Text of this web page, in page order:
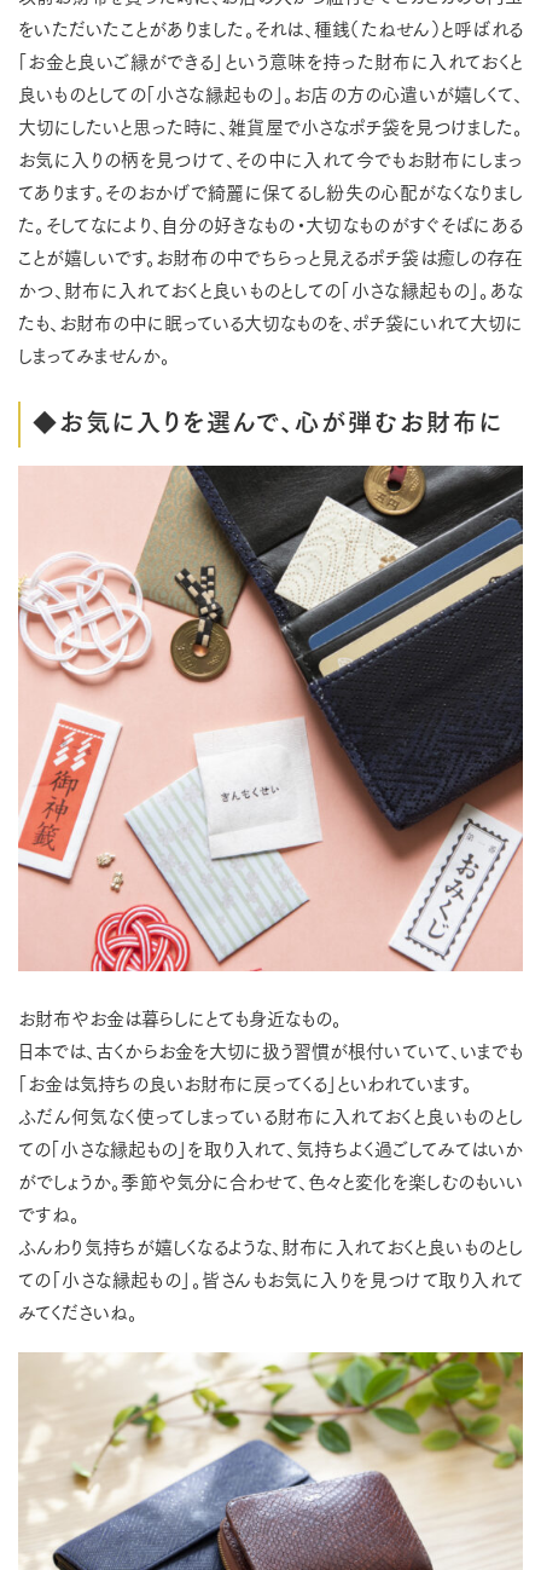
をいただいたことがありました。それは、種銭（たねせん）と呼ばれる
「お金と良いご縁ができる」という意味を持った財布に入れておくと
良いものとしての「小さな縁起もの」。お店の方の心遣いが嬉しくて、
大切にしたいと思った時に、雑貨屋で小さなポチ袋を見つけました。
お気に入りの柄を見つけて、その中に入れて今でもお財布にしまっ
てあります。そのおかげで綺麗に保てるし紛失の心配がなくなりまし
た。そしてなにより、自分の好きなもの・大切なものがすぐそばにある
ことが嬉しいです。お財布の中でちらっと見えるポチ袋は癒しの存在
かつ、財布に入れておくと良いものとしての「小さな縁起もの」。あな
たも、お財布の中に眠っている大切なものを、ポチ袋にいれて大切に
しまってみませんか。
◆お気に入りを選んで、心が弾むお財布に
お財布やお金は暮らしにとても身近なもの。
日本では、古くからお金を大切に扱う習慣が根付いていて、いまでも
「お金は気持ちの良いお財布に戻ってくる」といわれています。
ふだん何気なく使ってしまっている財布に入れておくと良いものとし
ての「小さな縁起もの」を取り入れて、気持ちよく過ごしてみてはいか
がでしょうか。季節や気分に合わせて、色々と変化を楽しむのもいい
ですね。
ふんわり気持ちが嬉しくなるような、財布に入れておくと良いものとし
ての「小さな縁起もの」。皆さんもお気に入りを見つけて取り入れて
みてくださいね。